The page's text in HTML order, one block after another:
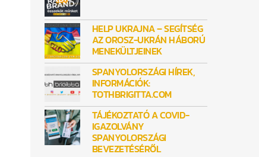
HELP UKRAJNA – SEGÍTSÉG
AZ OROSZ-UKRÁN HÁBORÚ
MENEKÜLTJEINEK
SPANYOLORSZÁGI HÍREK,
INFORMÁCIÓK:
TOTHBRIGITTA.COM
TÁJÉKOZTATÓ A COVID-
IGAZOLVÁNY
SPANYOLORSZÁGI
BEVEZETÉSÉRŐL